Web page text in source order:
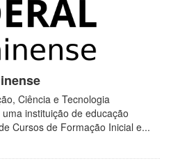
Ciência e Tecnologia
instituição de educação
Cursos de Formação Inicial e...